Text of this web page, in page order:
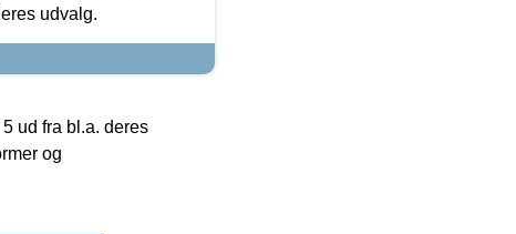
udvalg.
ud fra bl.a. deres
og